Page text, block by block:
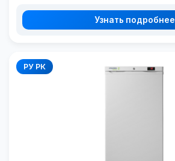
Узнать подробнее
РУ РК